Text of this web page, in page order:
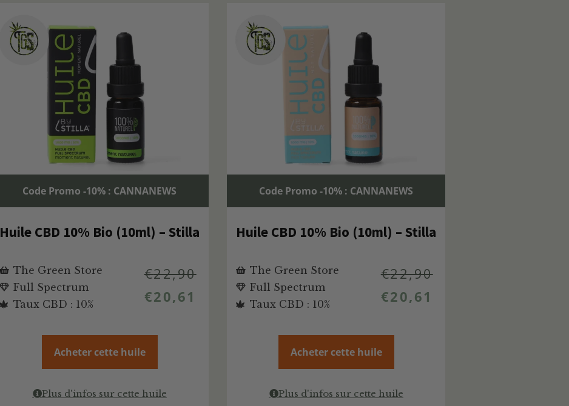
Code Promo -10% : CANNANEWS
Huile CBD 10% Bio (10ml) – Stilla
The Green Store
Full Spectrum
Taux CBD : 10%
€22,90
€20,61
Acheter cette huile
Plus d'infos sur cette huile
Code Promo -10% : CANNANEWS
Huile CBD 10% Bio (10ml) – Stilla
The Green Store
Full Spectrum
Taux CBD : 10%
€22,90
€20,61
Acheter cette huile
Plus d'infos sur cette huile